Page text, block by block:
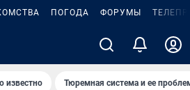
ПОГОДА ФОРУМЫ
известно Тюремная система и ее